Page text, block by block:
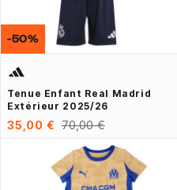
Tenue Enfant Real Madrid
Extérieur 2025/26
35,00 € 70,00 €
-50%